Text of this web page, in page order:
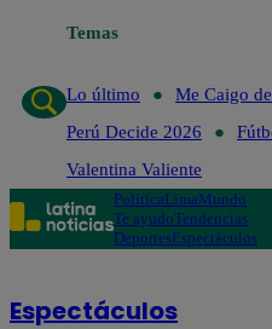
Temas
de Risa Perú Decide 2026
Lo último
Me Caigo
Perú Decide 2026
Valentina Valiente
PolíticaLimaMundo
Te ayudoTendencias
DeportesEspectáculos
Espectáculos